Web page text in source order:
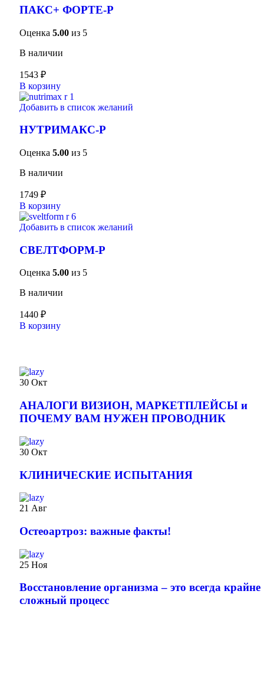
ПАКС+ ФОРТЕ-Р
Оценка 5.00 из 5
В наличии
1543 ₽
В корзину
Добавить в список желаний
НУТРИМАКС-Р
Оценка 5.00 из 5
В наличии
1749 ₽
В корзину
Добавить в список желаний
СВЕЛТФОРМ-Р
Оценка 5.00 из 5
В наличии
1440 ₽
В корзину
30 Окт
АНАЛОГИ ВИЗИОН, МАРКЕТПЛЕЙСЫ и
ПОЧЕМУ ВАМ НУЖЕН ПРОВОДНИК
30 Окт
КЛИНИЧЕСКИЕ ИСПЫТАНИЯ
21 Авг
️Остеоартроз: важные факты!
25 Ноя
Восстановление организма – это всегда крайне
сложный процесс